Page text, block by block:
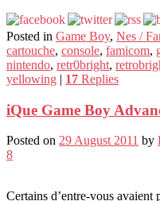
Posted in Game Boy, Nes /
cartouche, console, famicom,
nintendo, retr0bright,
yellowing | 17 Replies
iQue Game Boy
Posted on 29 August 2011 by
8
Certains d’entre-vous avaient